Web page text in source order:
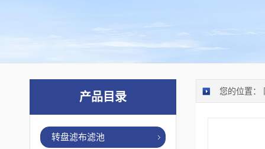
您的位置：
产品目录
转盘滤布滤池